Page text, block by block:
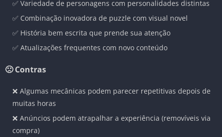
✅ Variedade de personagens com personalidades distintas
✅ Combinação inovadora de puzzle com visual novel
✅ História bem escrita que prende sua atenção
✅ Atualizações frequentes com novo conteúdo
🙁 Contras
❌ Algumas mecânicas podem parecer repetitivas depois de
muitas horas
❌ Anúncios podem atrapalhar a experiência (removíveis via
compra)